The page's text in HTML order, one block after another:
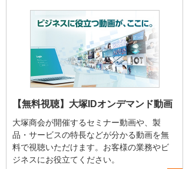
【無料視聴】大塚IDオンデマンド動画
大塚商会が開催するセミナー動画や、製
品・サービスの特長などが分かる動画を無
料で視聴いただけます。お客様の業務やビ
ジネスにお役立てください。